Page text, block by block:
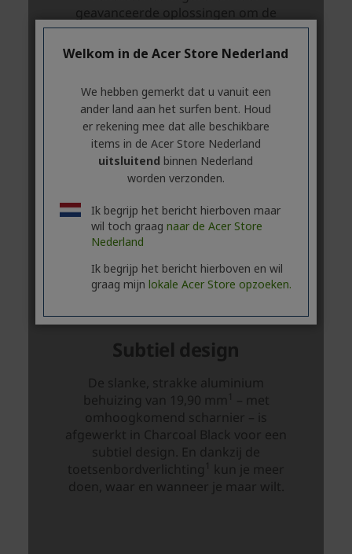
Welkom in de Acer Store Nederland
We hebben gemerkt dat u vanuit een
ander land aan het surfen bent. Houd
er rekening mee dat alle beschikbare
items in de Acer Store Nederland
uitsluitend binnen Nederland
worden verzonden.
Ik begrijp het bericht hierboven maar
wil toch graag naar de Acer Store
Nederland
Ik begrijp het bericht hierboven en wil
graag mijn lokale Acer Store opzoeken.